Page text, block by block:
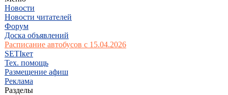
Новости
Новости читателей
Форум
Доска объявлений
Расписание автобусов с 15.04.2026
SETIкет
Тех. помощь
Размещение афиш
Реклама
Разделы